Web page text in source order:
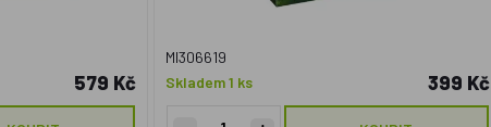
579 Kč
MI306619
Skladem 1 ks
399 Kč